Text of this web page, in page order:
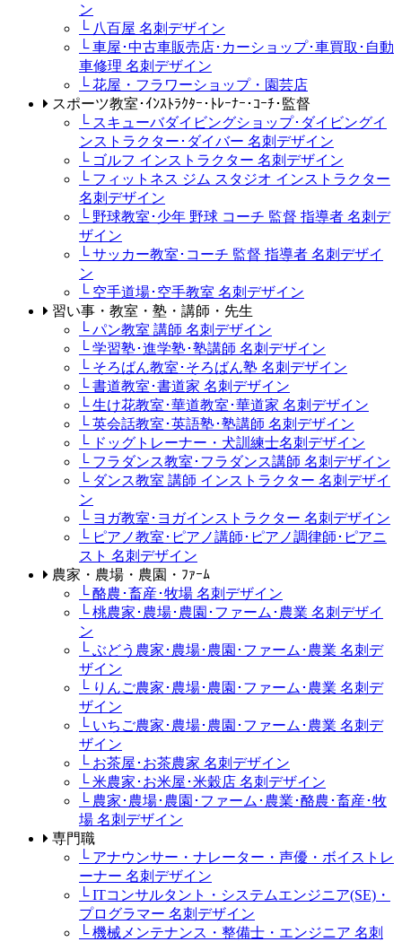
ン
└ 八百屋 名刺デザイン
└ 車屋･中古車販売店･カーショップ･車買取･自動
車修理 名刺デザイン
└ 花屋・フラワーショップ・園芸店
スポーツ教室･ｲﾝｽﾄﾗｸﾀｰ･ﾄﾚｰﾅｰ･ｺｰﾁ･監督
└ スキューバダイビングショップ･ダイビングイ
ンストラクター･ダイバー 名刺デザイン
└ ゴルフ インストラクター 名刺デザイン
└ フィットネス ジム スタジオ インストラクター
名刺デザイン
└ 野球教室･少年 野球 コーチ 監督 指導者 名刺デ
ザイン
└ サッカー教室･コーチ 監督 指導者 名刺デザイ
ン
└ 空手道場･空手教室 名刺デザイン
習い事・教室・塾・講師・先生
└ パン教室 講師 名刺デザイン
└ 学習塾･進学塾･塾講師 名刺デザイン
└ そろばん教室･そろばん塾 名刺デザイン
└ 書道教室･書道家 名刺デザイン
└ 生け花教室･華道教室･華道家 名刺デザイン
└ 英会話教室･英語塾･塾講師 名刺デザイン
└ ドッグトレーナー・犬訓練士名刺デザイン
└ フラダンス教室･フラダンス講師 名刺デザイン
└ ダンス教室 講師 インストラクター 名刺デザイ
ン
└ ヨガ教室･ヨガインストラクター 名刺デザイン
└ ピアノ教室･ピアノ講師･ピアノ調律師･ピアニ
スト 名刺デザイン
農家・農場・農園・ﾌｧｰﾑ
└ 酪農･畜産･牧場 名刺デザイン
└ 桃農家･農場･農園･ファーム･農業 名刺デザイ
ン
└ ぶどう農家･農場･農園･ファーム･農業 名刺デ
ザイン
└ りんご農家･農場･農園･ファーム･農業 名刺デ
ザイン
└ いちご農家･農場･農園･ファーム･農業 名刺デ
ザイン
└ お茶屋･お茶農家 名刺デザイン
└ 米農家･お米屋･米穀店 名刺デザイン
└ 農家･農場･農園･ファーム･農業･酪農･畜産･牧
場 名刺デザイン
専門職
└ アナウンサー・ナレーター・声優・ボイストレ
ーナー 名刺デザイン
└ ITコンサルタント・システムエンジニア(SE)・
プログラマー 名刺デザイン
└ 機械メンテナンス・整備士・エンジニア 名刺